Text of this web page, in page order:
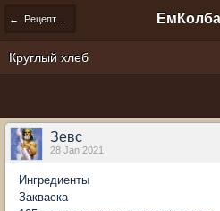
← Рецепты сладости и выпечки, очень вкусно
Круглый хлеб
Зевс
28 Jan 2021
Ингредиенты
Закваска